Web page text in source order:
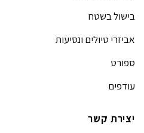
בישול בשטח
אביזרי טיולים ונסיעות
ספורט
עודפים
יצירת קשר